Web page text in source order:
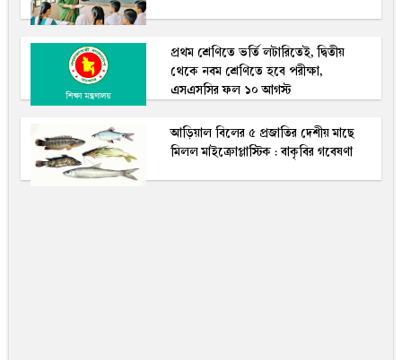
প্রথম শ্রেণিতে ভর্তি লটারিতেই, দ্বিতীয়
থেকে নবম শ্রেণিতে হবে পরীক্ষা,
এসএসসির ফল ১০ আগস্ট
আড়িয়াল বিলের ৫ প্রজাতির দেশীয় মাছে
মিলল মাইক্রোপ্লাস্টিক : বাকৃবির গবেষণা